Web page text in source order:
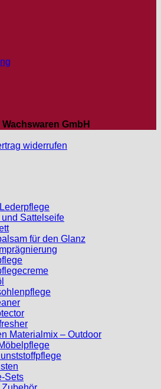
Wachswaren GmbH
widerrufen
und Sattelseife
für den Glanz
Materialmix – Outdoor
Sets